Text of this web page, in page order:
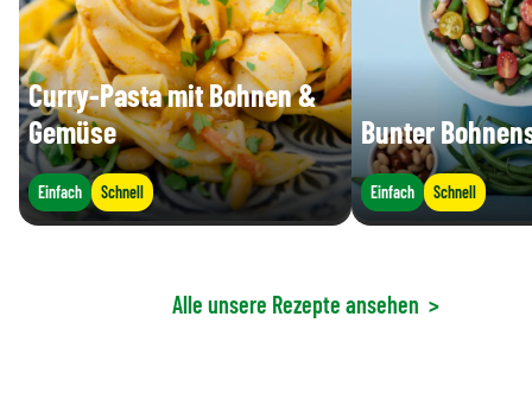
Curry-Pasta mit Bohnen &
Gemüse
Einfach Schnell
Bunter
Einfach Schnell
Alle unsere Rezepte ansehen >